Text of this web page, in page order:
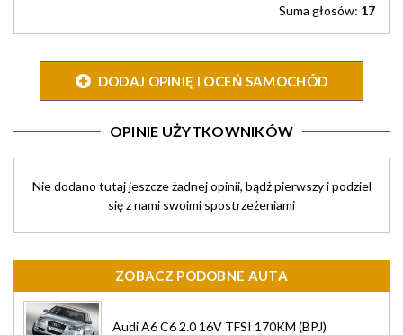
Suma głosów: 17
DODAJ OPINIĘ I OCEŃ SAMOCHÓD
OPINIE UŻYTKOWNIKÓW
Nie dodano tutaj jeszcze żadnej opinii, bądż pierwszy i podziel
się z nami swoimi spostrzeżeniami
ZOBACZ PODOBNE AUTA
Audi A6 C6 2.0 16V TFSI 170KM (BPJ)